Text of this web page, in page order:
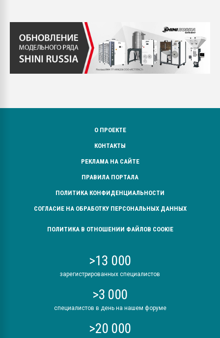
О ПРОЕКТЕ
КОНТАКТЫ
РЕКЛАМА НА САЙТЕ
ПРАВИЛА ПОРТАЛА
ПОЛИТИКА КОНФИДЕНЦИАЛЬНОСТИ
СОГЛАСИЕ НА ОБРАБОТКУ ПЕРСОНАЛЬНЫХ ДАННЫХ
ПОЛИТИКА В ОТНОШЕНИИ ФАЙЛОВ COOKIE
>13 000
зарегистрированных специалистов
>3 000
специалистов в день на нашем форуме
>20 000